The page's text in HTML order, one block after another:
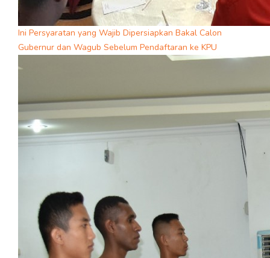
Ini Persyaratan yang Wajib Dipersiapkan Bakal Calon
Gubernur dan Wagub Sebelum Pendaftaran ke KPU